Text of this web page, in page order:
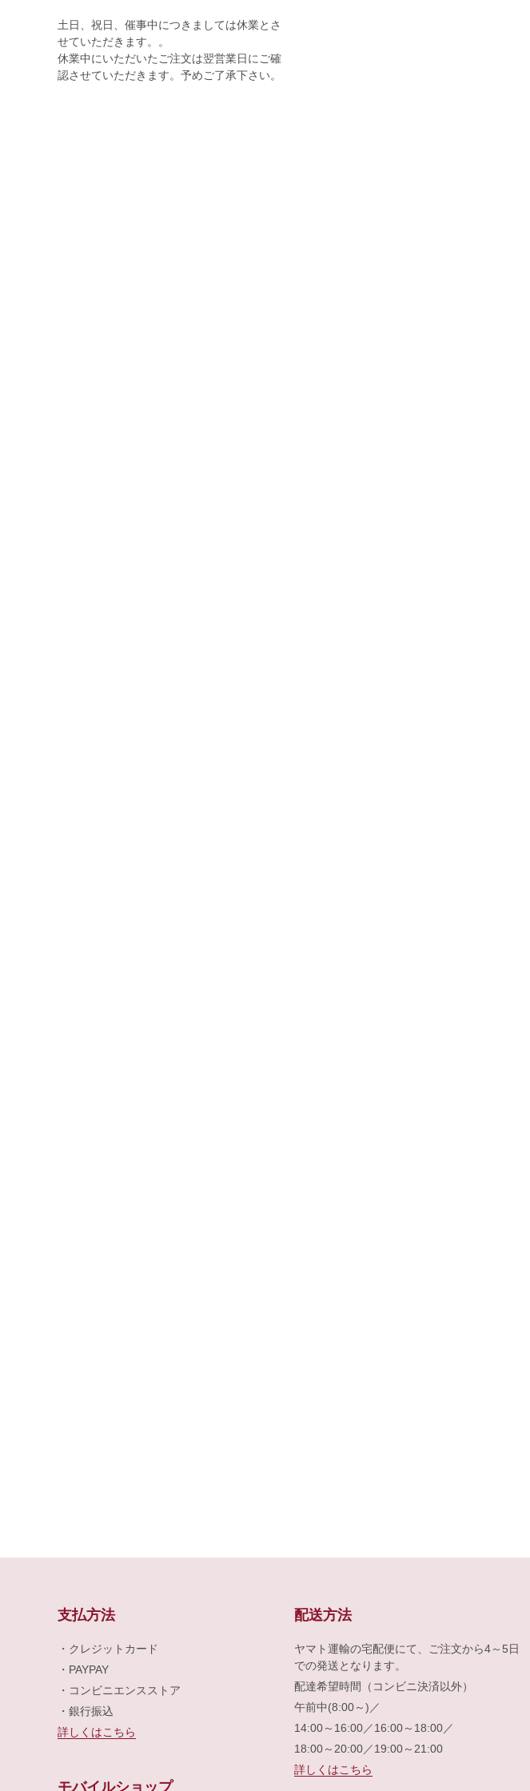
土日、祝日、催事中につきましては休業とさ
せていただきます。。
休業中にいただいたご注文は翌営業日にご確
認させていただきます。予めご了承下さい。
支払方法
・クレジットカード
・PAYPAY
・コンビニエンスストア
・銀行振込
詳しくはこちら
配送方法
ヤマト運輸の宅配便にて、ご注文から4～5日
での発送となります。
配達希望時間（コンビニ決済以外）
午前中(8:00～)／
14:00～16:00／16:00～18:00／
18:00～20:00／19:00～21:00
詳しくはこちら
モバイルショップ